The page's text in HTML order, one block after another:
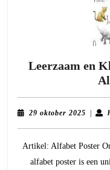
Leerzaam en
29 oktober 2025 29|
Artikel: Alfabet Poster
alfabet poster is een